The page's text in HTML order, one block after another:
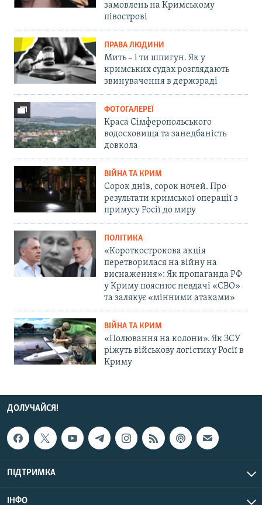
замовлень на Кримському
півострові
ПРАВА ЛЮДИНИ
Мить – і ти шпигун. Як у
кримських судах розглядають
звинувачення в держзраді
ФОТОГАЛЕРЕЇ
Краса Сімферопольського
водосховища та занедбаність
довкола
ВІЙНА ТА КРИМ
Сорок днів, сорок ночей. Про
результати кримської операції з
примусу Росії до миру
ПОЛІТИКА
«Короткострокова акція
перетворилася на війну на
виснаження»: Як пропаганда РФ
у Криму пояснює невдачі «СВО»
та залякує «мінними атаками»
ВІЙНА ТА КРИМ
«Полювання на колони». Як ЗСУ
ріжуть військову логістику Росії в
Криму
ДОЛУЧАЙСЯ!
ПІДТРИМКА
ІНФО